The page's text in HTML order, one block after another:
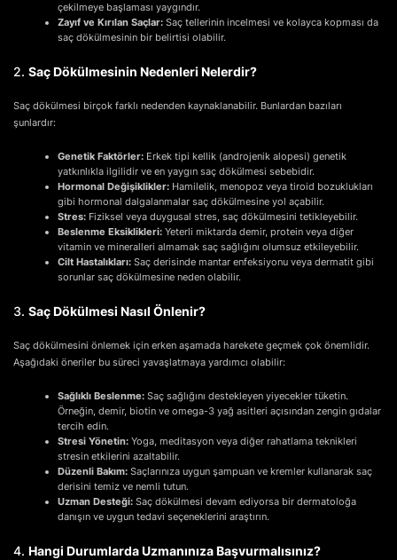
çekilmeye başlaması yaygındır.
Zayıf ve Kırılan Saçlar:Saç tellerinin incelmesi ve kolayca kopması da
saç dökülmesinin bir belirtisi olabilir.
2. Saç Dökülmesinin Nedenleri Nelerdir?
Saç dökülmesi birçok farklı nedenden kaynaklanabilir. Bunlardan bazıları
şunlardır:
Genetik Faktörler:Erkek tipi kellik (androjenik alopesi) genetik
yatkınlıkla ilgilidir ve en yaygın saç dökülmesi sebebidir.
Hormonal Değişiklikler:Hamilelik, menopoz veya tiroid bozuklukları
gibi hormonal dalgalanmalar saç dökülmesine yol açabilir.
Stres:Fiziksel veya duygusal stres, saç dökülmesini tetikleyebilir.
Beslenme Eksiklikleri:Yeterli miktarda demir, protein veya diğer
vitamin ve mineralleri almamak saç sağlığını olumsuz etkileyebilir.
Cilt Hastalıkları:Saç derisinde mantar enfeksiyonu veya dermatit gibi
sorunlar saç dökülmesine neden olabilir.
3. Saç Dökülmesi Nasıl Önlenir?
Saç dökülmesini önlemek için erken aşamada harekete geçmek çok önemlidir.
Aşağıdaki öneriler bu süreci yavaşlatmaya yardımcı olabilir:
Sağlıklı Beslenme:Saç sağlığını destekleyen yiyecekler tüketin.
Örneğin, demir, biotin ve omega-3 yağ asitleri açısından zengin gıdalar
tercih edin.
Stresi Yönetin:Yoga, meditasyon veya diğer rahatlama teknikleri
stresin etkilerini azaltabilir.
Düzenli Bakım:Saçlarınıza uygun şampuan ve kremler kullanarak saç
derisini temiz ve nemli tutun.
Uzman Desteği:Saç dökülmesi devam ediyorsa bir dermatoloğa
danışın ve uygun tedavi seçeneklerini araştırın.
4. Hangi Durumlarda Uzmanınıza Başvurmalısınız?